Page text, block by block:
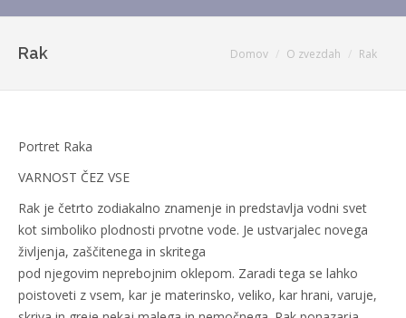
Rak You are here:
Domov O zvezdah Rak
Portret Raka
VARNOST ČEZ VSE
Rak je četrto zodiakalno znamenje in predstavlja vodni svet
kot simboliko plodnosti prvotne vode. Je ustvarjalec novega
življenja, zaščitenega in skritega
pod njegovim neprebojnim oklepom. Zaradi tega se lahko
poistoveti z vsem, kar je materinsko, veliko, kar hrani, varuje,